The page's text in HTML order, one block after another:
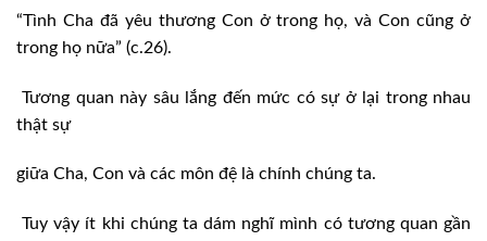
“Tình Cha đã yêu thương Con ở trong họ, và Con cũng ở
trong họ nữa” (c.26).
Tương quan này sâu lắng đến mức có sự ở lại trong nhau
thật sự
giữa Cha, Con và các môn đệ là chính chúng ta.
Tuy vậy ít khi chúng ta dám nghĩ mình có tương quan gần